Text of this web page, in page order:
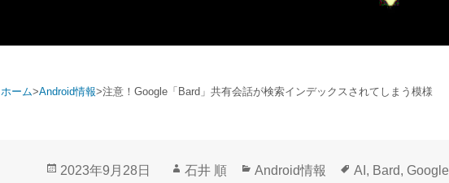
ホーム>Android情報>注意！Google「Bard」共有会話が検索インデックスされてしまう模様
投
2023年9月28日
作
石井 順
カ
Android情報
タ
AI , Bard, Google